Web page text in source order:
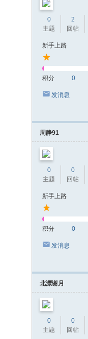
0
主题
2
回帖
新手上路
积分 0
发消息
周静91
0
主题
0
回帖
新手上路
积分 0
发消息
北漂谢月
0
主题
0
回帖